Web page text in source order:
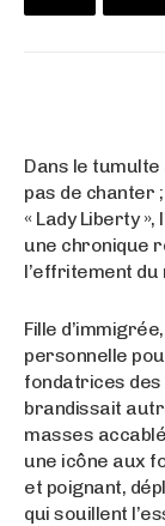
Dans le
pas de chanter
« Lady Liberty
une chronique
l’effritement du
Fille
personnelle
fondatrices des
brandissait
masses
une icône aux
et poignant,
qui souillent